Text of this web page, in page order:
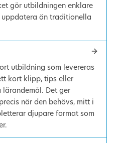
gör utbildningen enklare
än traditionella
utbildning som levereras
kort klipp, tips eller
Det ger
när den behövs, mitt i
djupare format som